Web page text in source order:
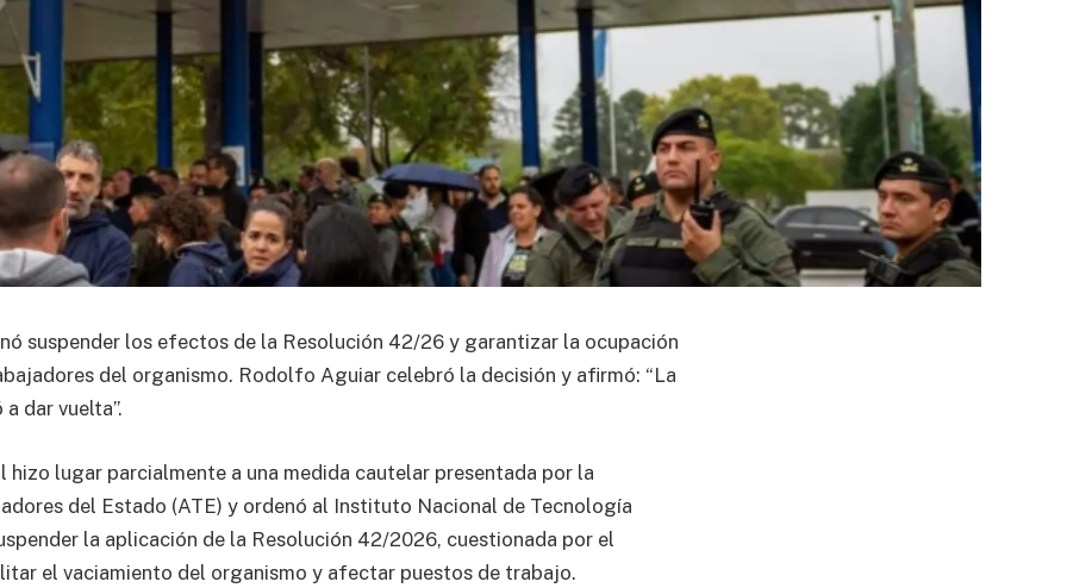
suspender los efectos de la Resolución 42/26 y garantizar la ocupación
del organismo. Rodolfo Aguiar celebró la decisión y afirmó: “La
dar vuelta”.
hizo lugar parcialmente a una medida cautelar presentada por la
del Estado (ATE) y ordenó al Instituto Nacional de Tecnología
la aplicación de la Resolución 42/2026, cuestionada por el
el vaciamiento del organismo y afectar puestos de trabajo.